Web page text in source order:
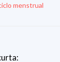
menstrual